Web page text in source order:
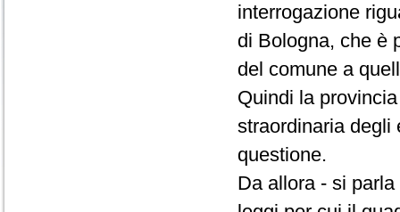
interrogazione
di Bologna, che è
del comune a
Quindi la
straordinaria degli
questione.
Da allora - si